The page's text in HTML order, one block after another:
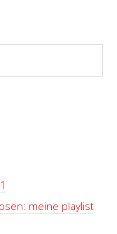
meine playlist